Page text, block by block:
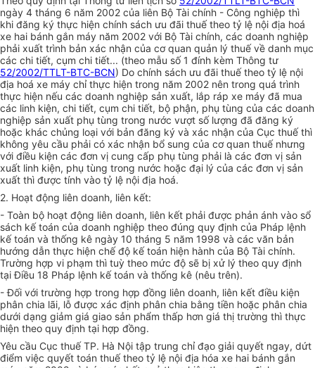
ngày 4 tháng 6 năm 2002 của liên Bộ Tài chính - Công nghiệp thì
khi đăng ký thực hiện chính sách ưu đãi thuế theo tỷ lệ nội địa hoá
xe hai bánh gắn máy năm 2002 với Bộ Tài chính, các doanh nghiệp
phải xuất trình bản xác nhận của cơ quan quản lý thuế về danh mục
các chi tiết, cụm chi tiết... (theo mẫu số 1 đính kèm Thông tư
52/2002/TTLT-BTC-BCN) Do chính sách ưu đãi thuế theo tỷ lệ nội
địa hoá xe máy chỉ thực hiện trong năm 2002 nên trong quá trình
thực hiện nếu các doanh nghiệp sản xuất, lắp ráp xe máy đã mua
các linh kiện, chi tiết, cụm chi tiết, bộ phận, phụ tùng của các doanh
nghiệp sản xuất phụ tùng trong nước vượt số lượng đã đăng ký
hoặc khác chủng loại với bản đăng ký và xác nhận của Cục thuế thì
không yêu cầu phải có xác nhận bổ sung của cơ quan thuế nhưng
với điều kiện các đơn vị cung cấp phụ tùng phải là các đơn vị sản
xuất linh kiện, phụ tùng trong nước hoặc đại lý của các đơn vị sản
xuất thì được tính vào tỷ lệ nội địa hoá.
2. Hoạt động liên doanh, liên kết:
- Toàn bộ hoạt động liên doanh, liên kết phải được phản ánh vào sổ
sách kế toán của doanh nghiệp theo đúng quy định của Pháp lệnh
kế toán và thống kê ngày 10 tháng 5 năm 1998 và các văn bản
hướng dẫn thực hiện chế độ kế toán hiện hành của Bộ Tài chính.
Trường hợp vi phạm thì tuỳ theo mức độ sẽ bị xử lý theo quy định
tại Điều 18 Pháp lệnh kế toán và thống kê (nêu trên).
- Đối với trường hợp trong hợp đồng liên doanh, liên kết điều kiện
phân chia lãi, lỗ được xác định phân chia bằng tiền hoặc phân chia
dưới dạng giảm giá giao sản phẩm thấp hơn giá thị trường thì thực
hiện theo quy định tại hợp đồng.
Yêu cầu Cục thuế TP. Hà Nội tập trung chỉ đạo giải quyết ngay, dứt
điểm việc quyết toán thuế theo tỷ lệ nội địa hóa xe hai bánh gắn